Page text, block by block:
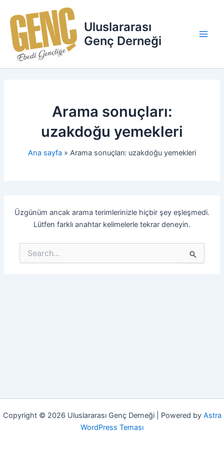
atla
Uluslararası
Genç Derneği
Arama sonuçları:
uzakdoğu yemekleri
Ana sayfa Arama sonuçları: uzakdoğu yemekleri
Üzgünüm ancak arama terimlerinizle hiçbir şey eşleşmedi.
Lütfen farklı anahtar kelimelerle tekrar deneyin.
Search
for:
Copyright © 2026 Uluslararası Genç Derneği | Powered by Astra
WordPress Teması